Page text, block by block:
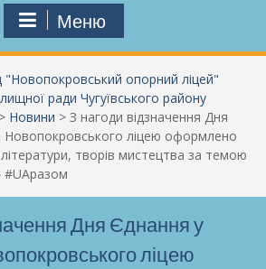
Меню
опорний ліцей"
ради Чугуївського району
> Новини > З нагоди відзначення Дня
Новопокровського ліцею оформлено
творів мистецтва за темою
#UAразом
Дня Єднання у
ліцею